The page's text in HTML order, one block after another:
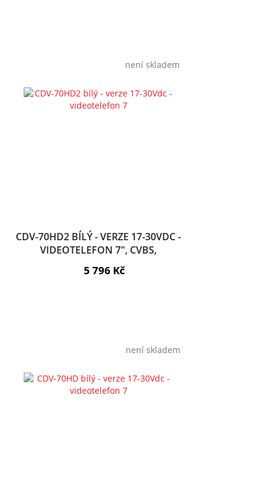
není skladem
CDV-70HD2 BÍLÝ - VERZE 17-30VDC -
VIDEOTELEFON 7", CVBS,
HANDSFREE, 2 VST.
5 796 Kč
není skladem